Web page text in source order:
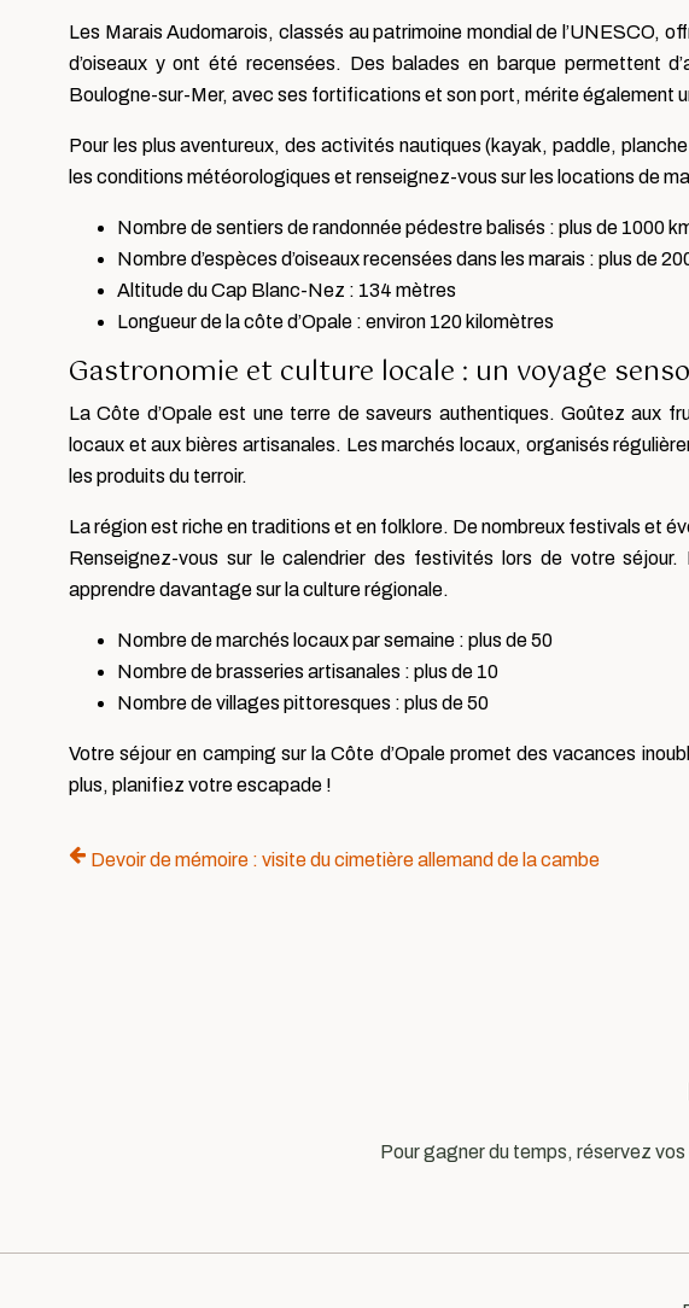
Les Marais Audomarois, classés au patrimoine mondial de l’UNESCO,
d’oiseaux y ont été recensées. Des balades en barque permettent
Boulogne-sur-Mer, avec ses fortifications et son port, mérite également
Pour les plus aventureux, des activités nautiques (kayak, paddle,
les conditions météorologiques et renseignez-vous sur les locations de
Nombre de sentiers de randonnée pédestre balisés : plus de 1000
Nombre d’espèces d’oiseaux recensées dans les marais : plus de
Altitude du Cap Blanc-Nez : 134 mètres
Longueur de la côte d’Opale : environ 120 kilomètres
Gastronomie et culture locale : un voyage
La Côte d’Opale est une terre de saveurs authentiques. Goûtez aux
locaux et aux bières artisanales. Les marchés locaux, organisés
les produits du terroir.
La région est riche en traditions et en folklore. De nombreux festivals et
Renseignez-vous sur le calendrier des festivités lors de votre
apprendre davantage sur la culture régionale.
Nombre de marchés locaux par semaine : plus de 50
Nombre de brasseries artisanales : plus de 10
Nombre de villages pittoresques : plus de 50
Votre séjour en camping sur la Côte d’Opale promet des vacances
plus, planifiez votre escapade !
Devoir de mémoire : visite du cimetière allemand de la cambe
Pour gagner du temps, réservez